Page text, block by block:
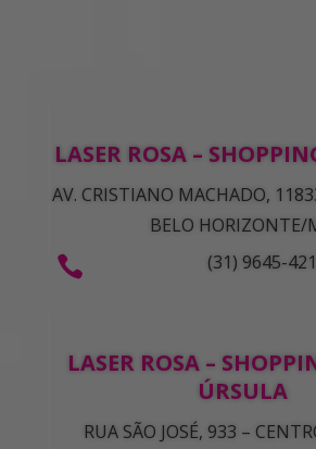
LASER ROSA –
AV. CRISTIANO MACHADO,
BELO HORIZONTE/
 (31) 9645-
LASER ROSA –
ÚRSULA
RUA SÃO JOSÉ, 933 –